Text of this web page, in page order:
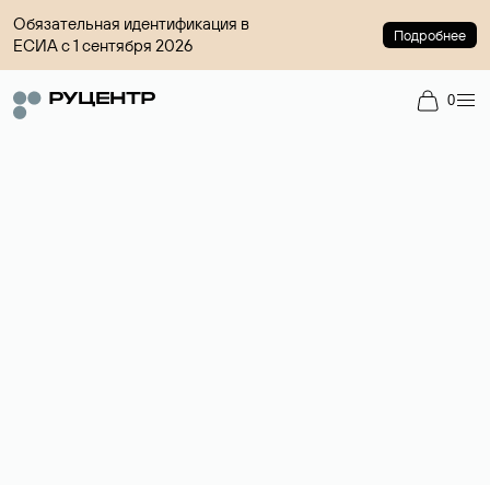
Обязательная идентификация в
ЕСИА с 1 сентября 2026
Подробнее
0